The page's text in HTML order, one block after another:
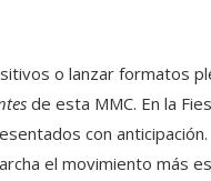
o lanzar formatos
de esta MMC. En la
con
el movimiento más